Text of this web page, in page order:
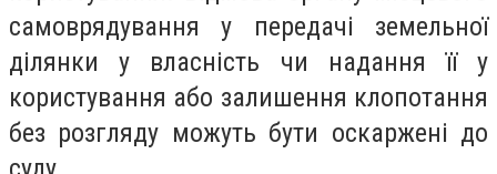
самоврядування у передачі земельної
ділянки у власність чи надання її у
користування або залишення клопотання
без розгляду можуть бути оскаржені до